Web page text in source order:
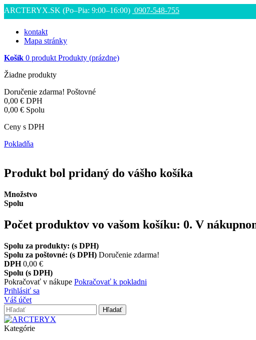
ARCTERYX.SK (Po–Pia: 9:00–16:00) 0907-548-755
kontakt
Mapa stránky
Košík 0 produkt Produkty (prázdne)
Žiadne produkty
Doručenie zdarma! Poštovné
0,00 € DPH
0,00 € Spolu
Ceny s DPH
Pokladňa
Produkt bol pridaný do vášho košíka
Množstvo
Spolu
Počet produktov vo vašom košíku: 0. V
Spolu za produkty: (s DPH)
Spolu za poštovné: (s DPH) Doručenie zdarma!
DPH 0,00 €
Spolu (s DPH)
Pokračovať v nákupe Pokračovať k pokladni
Prihlásiť sa
Váš účet
Hľadať
Kategórie